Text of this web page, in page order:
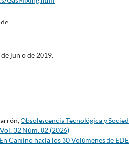
junio de 2019.
Obsolescencia Tecnológica y
32 Núm. 02 (2026)
En Camino hacia los 30 Volúmenes de